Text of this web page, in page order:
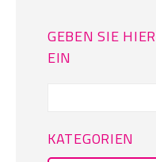
GEBEN SIE
EIN
KATEGORIEN